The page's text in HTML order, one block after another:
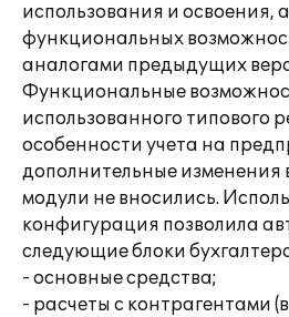
использования и освоения,
функциональных
аналогами предыдущих
Функциональные
использованного типового
особенности учета на
дополнительные изменения
модули не вносились.
конфигурация позволила
следующие блоки
- основные средства;
- расчеты с контрагентами